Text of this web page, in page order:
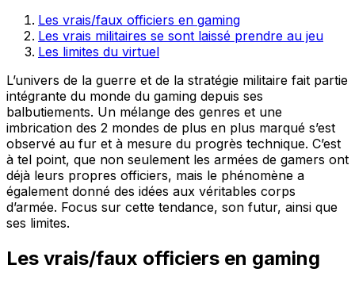
Les vrais/faux officiers en gaming
Les vrais militaires se sont laissé prendre au jeu
Les limites du virtuel
L’univers de la guerre et de la stratégie militaire fait partie
intégrante du monde du gaming depuis ses
balbutiements. Un mélange des genres et une
imbrication des 2 mondes de plus en plus marqué s’est
observé au fur et à mesure du progrès technique. C’est
à tel point, que non seulement les armées de gamers ont
déjà leurs propres officiers, mais le phénomène a
également donné des idées aux véritables corps
d’armée. Focus sur cette tendance, son futur, ainsi que
ses limites.
Les vrais/faux officiers en gaming